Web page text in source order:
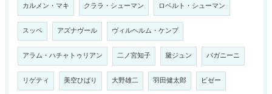
カルメン・マキ クララ・シューマン ロベルト・シューマン
スッペ アズナヴール ヴィルヘルム・ケンプ
アラム・ハチャトゥリアン 二ノ宮知子 黛ジュン パガニーニ
リゲティ 美空ひばり 大野雄二 羽田健太郎 ビゼー